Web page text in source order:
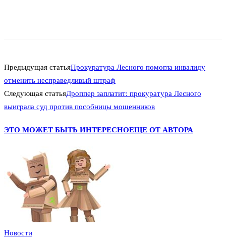
Предыдущая статьяПрокуратура Лесного помогла инвалиду
отменить несправедливый штраф
Следующая статьяДроппер заплатит: прокуратура Лесного
выиграла суд против пособницы мошенников
ЭТО МОЖЕТ БЫТЬ ИНТЕРЕСНОЕЩЕ ОТ АВТОРА
Новости